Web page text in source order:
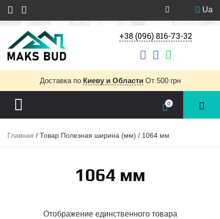
Ua
+38 (096) 816-73-32
Доставка по Киеву и Области От 500 грн
0
Главная / Товар Полезная ширина (мм) / 1064 мм
1064 мм
Отображение единственного товара